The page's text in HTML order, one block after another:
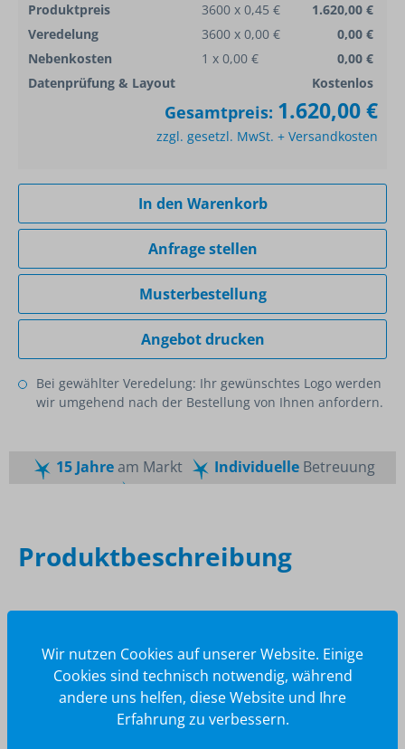
Produktpreis 3600 x 0,45 €
1.620,00 €
Veredelung
3600 x 0,00 €
0,00 €
Nebenkosten
1 x 0,00 €
0,00 €
Datenprüfung & Layout
Kostenlos
Gesamtpreis: 1.620,00 €
zzgl. gesetzl. MwSt. + Versandkosten
In den Warenkorb
Anfrage stellen
Musterbestellung
Angebot drucken
Bei gewählter Veredelung: Ihr gewünschtes Logo werden
wir umgehend nach der Bestellung von Ihnen anfordern.
15 Jahream Markt IndividuelleBetreuung
Produktbeschreibung
Vegane Gummibärchen im individuell bedruckten
Werbetütchen.
Wir nutzen Cookies auf unserer Website. Einige
Cookies sind technisch notwendig, während
andere uns helfen, diese Website und Ihre
Erfahrung zu verbessern.